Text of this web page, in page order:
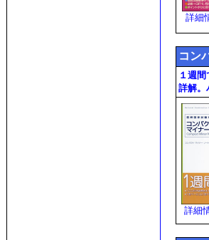
詳細
コン
１週
詳解。
詳細